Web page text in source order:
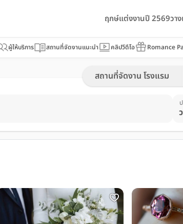
ฤกษ์แต่งงานปี 2569วา
ผู้ให้บริการ สถานที่จัดงานแนะนำ คลิปวีดีโอ Romance
สถานที่จัดงาน โรงแรม